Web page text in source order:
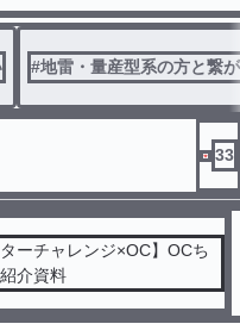
#地雷・量産型系の方と繋
33
ターチャレンジ×OC】OCち
介資料